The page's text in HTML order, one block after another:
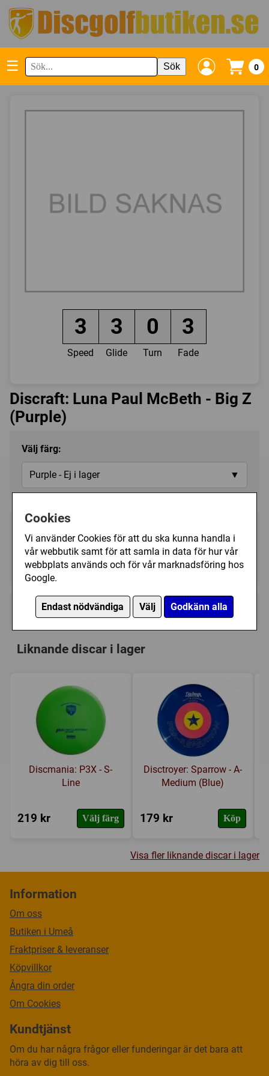
Cookies
Vi använder Cookies för att du ska kunna handla i
vår webbutik samt för att samla in data för hur vår
webbplats används och för vår marknadsföring hos
Google.
Endast nödvändiga Välj Godkänn alla
☰ Sök 0
3 3 0 3
Speed Glide Turn Fade
Discraft: Luna Paul McBeth - Big Z
(Purple)
Välj färg:
Purple - Ej i lager ▼
259 kr Bevaka
Tillfälligt slut
Kategori(er):Putt & Approach
Liknande discar i lager
Discmania: P3X - S-
Line
219 kr Välj färg
Disctroyer: Sparrow - A-
Medium (Blue)
179 kr Köp
Visa fler liknande discar i lager
Information
Om oss
Butiken i Umeå
Fraktpriser & leveranser
Köpvillkor
Ångra din order
Om Cookies
Kundtjänst
Om du har några frågor eller funderingar är det bara att
höra av dig till oss.